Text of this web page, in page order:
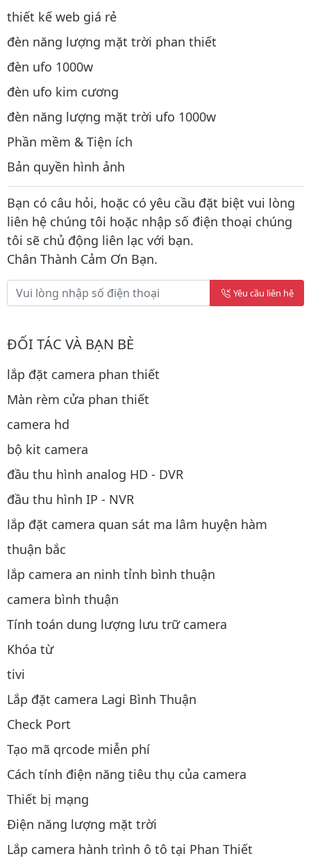
thiết kế web giá rẻ
đèn năng lượng mặt trời phan thiết
đèn ufo 1000w
đèn ufo kim cương
đèn năng lượng mặt trời ufo 1000w
Phần mềm & Tiện ích
Bản quyền hình ảnh
Bạn có câu hỏi, hoặc có yêu cầu đặt biệt vui lòng
liên hệ chúng tôi hoặc nhập số điện thoại chúng
tôi sẽ chủ động liên lạc với bạn.
Chân Thành Cảm Ơn Bạn.
Yêu cầu liên hệ
ĐỐI TÁC VÀ BẠN BÈ
lắp đặt camera phan thiết
Màn rèm cửa phan thiết
camera hd
bộ kit camera
đầu thu hình analog HD - DVR
đầu thu hình IP - NVR
lắp đặt camera quan sát ma lâm huyện hàm
thuận bắc
lắp camera an ninh tỉnh bình thuận
camera bình thuận
Tính toán dung lượng lưu trữ camera
Khóa từ
tivi
Lắp đặt camera Lagi Bình Thuận
Check Port
Tạo mã qrcode miễn phí
Cách tính điện năng tiêu thụ của camera
Thiết bị mạng
Điện năng lượng mặt trời
Lắp camera hành trình ô tô tại Phan Thiết